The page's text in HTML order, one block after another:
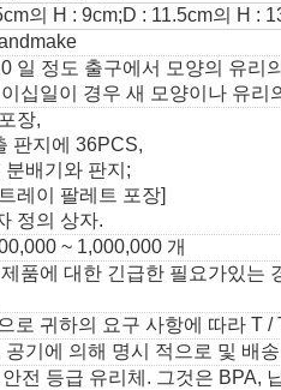
의 H : 9cm;D : 11.5cm의 H :
일 정도 출구에서 모양의 유리
십일이 경우 새 모양이나 유리
장,
판지에 36PCS,
분배기와 판지;
레이 팔레트 포장]
정의 상자.
~ 1,000,000 개
품에 대한 긴급한 필요가있는
로 귀하의 요구 사항에 따라 T
공기에 의해 명시 적으로 및 배
전 등급 유리체. 그것은 BPA,